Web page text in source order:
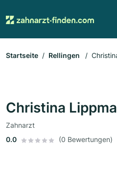
Startseite Rellingen
Christina
Zahnarzt
0.0
(0 Bewertungen)